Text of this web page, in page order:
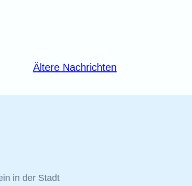
Ältere Nachrichten
in der Stadt